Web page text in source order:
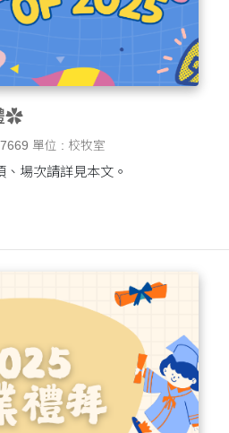
✿
單位 : 校牧室
場次請詳見本文。